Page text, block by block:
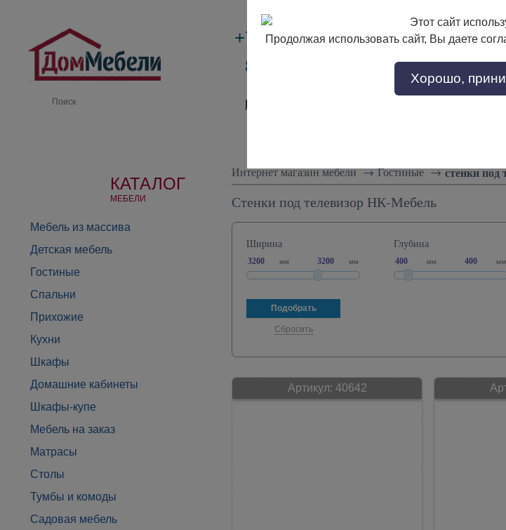
+7 (495)133-17-89
8 (800) 302-17-89
Производители
КАТАЛОГ
МЕБЕЛИ
Мебель из массива
Детская мебель
Гостиные
Спальни
Прихожие
Кухни
Шкафы
Домашние кабинеты
Шкафы-купе
Мебель на заказ
Матрасы
Столы
Тумбы и комоды
Садовая мебель
Интернет магазин мебели→ Гостиные→ стенки под
Стенки под телевизор НК-Мебель
Ширина
мм мм
Глубина
мм мм
Сбросить
Артикул: 40642
Этот сайт
Продолжая использовать сайт, Вы даете
Хорошо,